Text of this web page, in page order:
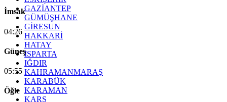
GAZİANTEP
GÜMÜŞHANE
GİRESUN
HAKKARİ
HATAY
ISPARTA
IĞDIR
KAHRAMANMARAŞ
KARABÜK
KARAMAN
KARS
İmsak
04:26
Güneş
05:55
Öğle